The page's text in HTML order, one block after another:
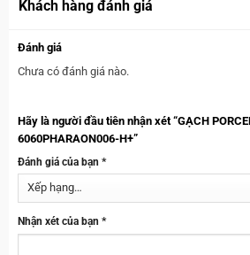
Khách hàng đánh giá
Đánh giá
Chưa có đánh giá nào.
Hãy là người đầu tiên nhận xét “GẠCH
6060PHARAON006-H+”
Đánh giá của bạn *
Nhận xét của bạn *